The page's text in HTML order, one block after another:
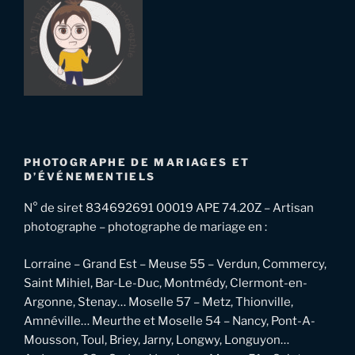
PHOTOGRAPHE DE MARIAGES ET
D’ÉVÉNEMENTIELS
N° de siret 834692691 00019 APE 74.20Z – Artisan
photographe – photographe de mariage en :
Lorraine – Grand Est – Meuse 55 – Verdun, Commercy,
Saint Mihiel, Bar-Le-Duc, Montmédy, Clermont-en-
Argonne, Stenay… Moselle 57 – Metz, Thionville,
Amnéville… Meurthe et Moselle 54 – Nancy, Pont-A-
Mousson, Toul, Briey, Jarny, Longwy, Longuyon…